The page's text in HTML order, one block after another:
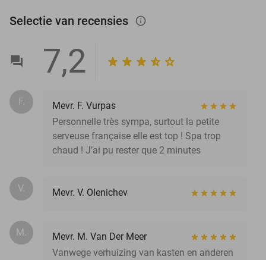
Selectie van recensies info_outlined
7,2
F.
Mevr. F. Vurpas
Personnelle très sympa, surtout la petite
serveuse française elle est top ! Spa trop
chaud ! J’ai pu rester que 2 minutes
V. Mevr. V. Olenichev
M.
Mevr. M. Van Der Meer
Vanwege verhuizing van kasten en anderen